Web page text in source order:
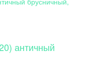
античный